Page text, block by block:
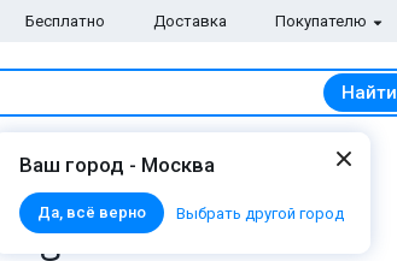
Бесплатно Доставка Покупателю
Найти
Ваш город - Москва
Да, всё верно Выбрать другой город